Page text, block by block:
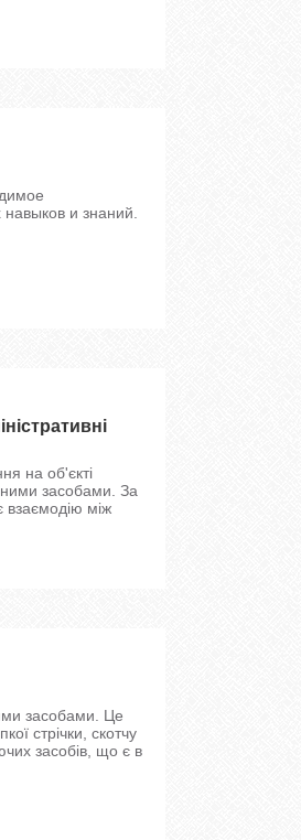
и знаний.
на об'єкті
засобами. За
взаємодію між
засобами. Це
стрічки, скотчу
засобів, що є в